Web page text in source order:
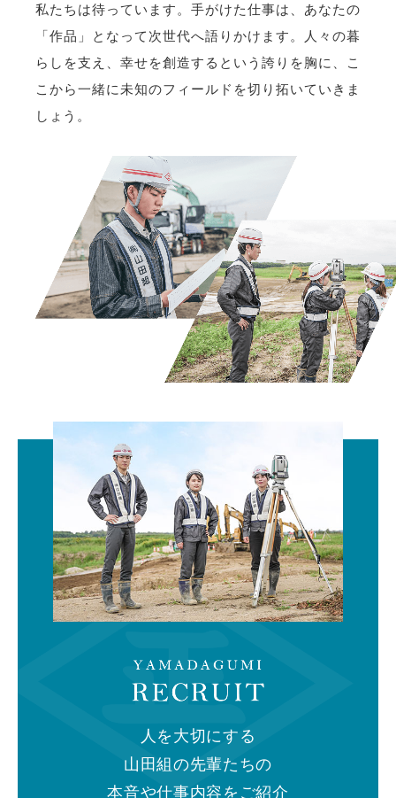
私たちは待っています。手がけた仕事は、あなたの
「作品」となって次世代へ語りかけます。人々の暮
らしを支え、幸せを創造するという誇りを胸に、こ
こから一緒に未知のフィールドを切り拓いていきま
しょう。
人を大切にする
山田組の先輩たちの
本音や仕事内容をご紹介